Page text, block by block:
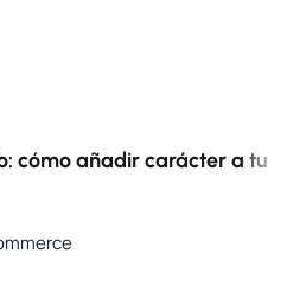
cómo añadir carácter a tu